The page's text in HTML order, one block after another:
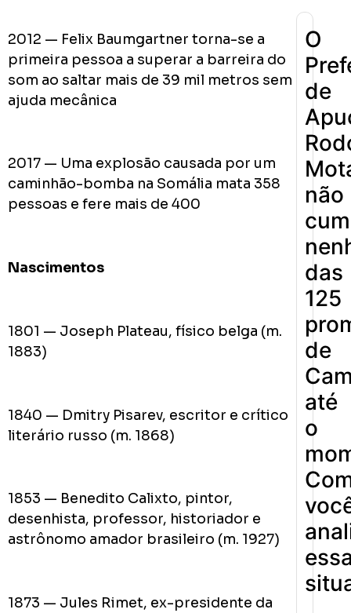
2012 — Felix Baumgartner torna-se a
primeira pessoa a superar a barreira do
som ao saltar mais de 39 mil metros sem
ajuda mecânica
2017 — Uma explosão causada por um
caminhão-bomba na Somália mata 358
pessoas e fere mais de 400
Nascimentos
1801 — Joseph Plateau, físico belga (m.
1883)
1840 — Dmitry Pisarev, escritor e crítico
literário russo (m. 1868)
1853 — Benedito Calixto, pintor,
desenhista, professor, historiador e
astrônomo amador brasileiro (m. 1927)
1873 — Jules Rimet, ex-presidente da
O
de
não
das
125
de
até
o